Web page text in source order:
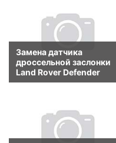
Замена датчика
дроссельной заслонки
Land Rover Defender